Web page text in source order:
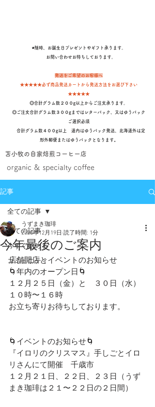
◉随時、お誕生日プレゼントやギフト承ります。
​ お問い合わせお待ちしております。
発送をご希望のお客様へ
★★★★★必ず商品発送カートから発送方法をお選び下さい
★★★★★
◎合計グラム数２００g以上からご注文承ります。
◎ご注文合計グラム数３００gまではレターパック、又はゆうパック
ご選択必須
合計グラム数４００g以上 道内はゆうパック発送、北海道外は定
形外郵便またはゆうパックとなります 。
苫小牧の自家焙煎コーヒー店
organic & specialty coffee
記事
全ての記事
今すぐ始める
コミュニティ
全ての記事
今年最後のご案内
うずまき珈琲
2020年12月19日 読了時間: 1分
店舗開店とイベントのお知らせ
🌀年内のオープン日🌀
１２月２５日（金）と　３０日（水）
１０時〜１６時
お立ち寄りお待ちしております。
🌀イベントのお知らせ🌀
『イロリのクリスマス』手しごとイロ
リさんにて開催　千歳市
１２月２１日、２２日、２３日（うず
まき珈琲は２１〜２２日の２日間）